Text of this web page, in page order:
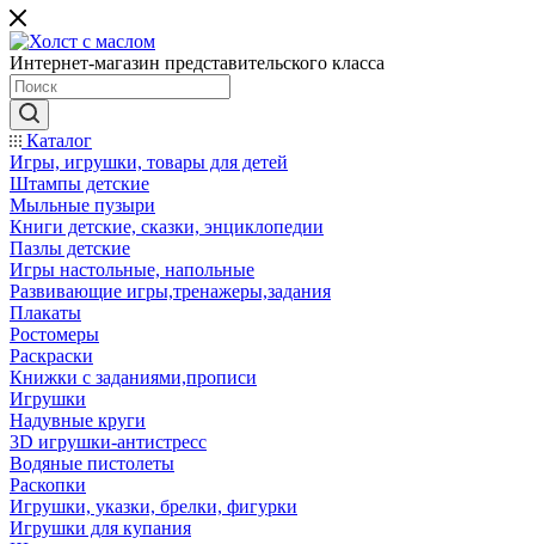
Интернет-магазин представительского класса
Каталог
Игры, игрушки, товары для детей
Штампы детские
Мыльные пузыри
Книги детские, сказки, энциклопедии
Пазлы детские
Игры настольные, напольные
Развивающие игры,тренажеры,задания
Плакаты
Ростомеры
Раскраски
Книжки с заданиями,прописи
Игрушки
Надувные круги
3D игрушки-антистресс
Водяные пистолеты
Раскопки
Игрушки, указки, брелки, фигурки
Игрушки для купания